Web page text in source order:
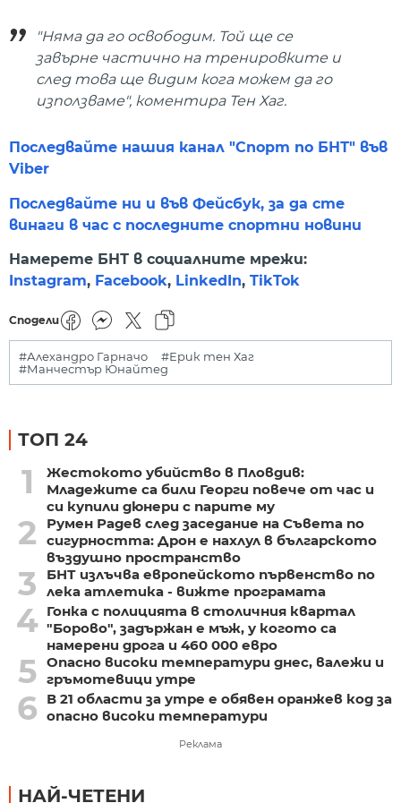
"Няма да го освободим. Той ще се
завърне частично на тренировките и
след това ще видим кога можем да го
използваме", коментира Тен Хаг.
Последвайте нашия канал "Спорт по БНТ" във
Viber
Последвайте ни и във Фейсбук, за да сте
винаги в час с последните спортни новини
Намерете БНТ в социалните мрежи:
Instagram, Facebook, LinkedIn, TikTok
Сподели
#Алехандро Гарначо
#Ерик тен Хаг
#Манчестър Юнайтед
ТОП 24
1
Жестокото убийство в Пловдив:
Младежите са били Георги повече от час и
си купили дюнери с парите му
2
Румен Радев след заседание на Съвета по
сигурността: Дрон е нахлул в българското
въздушно пространство
3
БНТ излъчва европейското първенство по
лека атлетика - вижте програмата
4 Гонка с полицията в столичния квартал
"Борово", задържан е мъж, у когото са
намерени дрога и 460 000 евро
5 Опасно високи температури днес, валежи и
гръмотевици утре
6
В 21 области за утре е обявен оранжев код за
опасно високи температури
Реклама
НАЙ-ЧЕТЕНИ